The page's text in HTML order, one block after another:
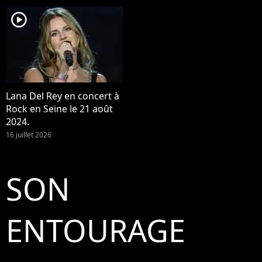
player2
Lana Del Rey en concert à
Rock en Seine le 21 août
2024.
16 juillet 2026
SON
ENTOURAGE